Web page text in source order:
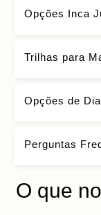
Opções Inca
Trilhas para
Opções de
Perguntas
O que